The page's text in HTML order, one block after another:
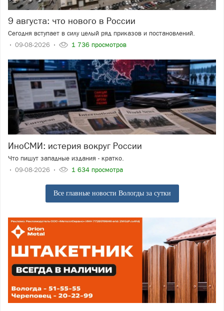
9 августа: что нового в России
Сегодня вступает в силу целый ряд приказов и постановлений.
09-08-2026
1 736 просмотров
ИноСМИ: истерия вокруг России
Что пишут западные издания - кратко.
09-08-2026
1 634 просмотра
Все главные новости Вологды за сутки